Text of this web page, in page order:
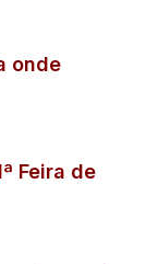
onde
Feira de